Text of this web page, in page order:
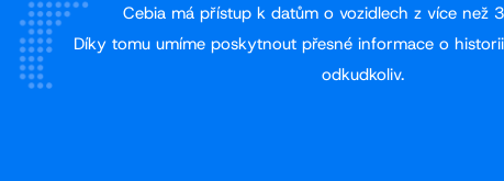
Cebia má přístup k datům o vozidlech z více než
Díky tomu umíme poskytnout přesné informace o
odkudkoliv.